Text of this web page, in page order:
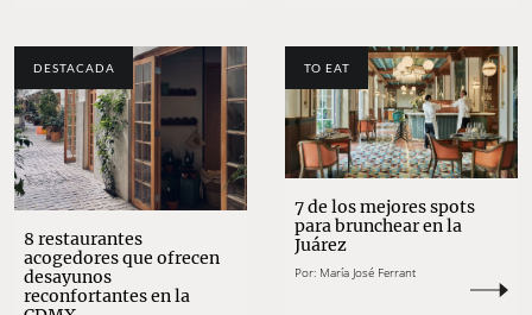
DESTACADA
8 restaurantes
acogedores que ofrecen
desayunos
reconfortantes en la
TO EAT
7 de los mejores spots
para brunchear en la
Juárez
Por: María José Ferrant